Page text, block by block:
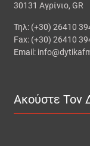
30131 Αγρίνιο, GR
Τηλ: (+30) 26410
Fax: (+30) 26410
Email:
Ακούστε Τον